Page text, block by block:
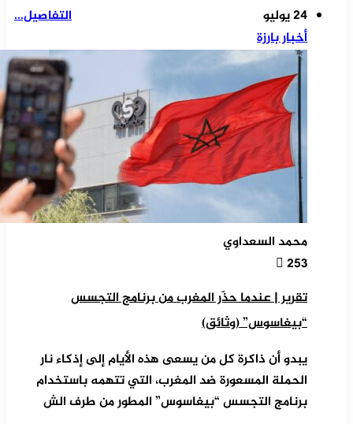
التفاصيل...
24 يوليو
أخبار بارزة
محمد السعداوي
253
تقرير | عندما حذّر المغرب من برنامج التجسس
“بيغاسوس” (وثائق)
يبدو أن ذاكرة كل من يسعى هذه الأيام إلى إذكاء نار
الحملة المسعورة ضد المغرب، التي تتهمه باستخدام
برنامج التجسس “بيغاسوس” المطور من طرف الش